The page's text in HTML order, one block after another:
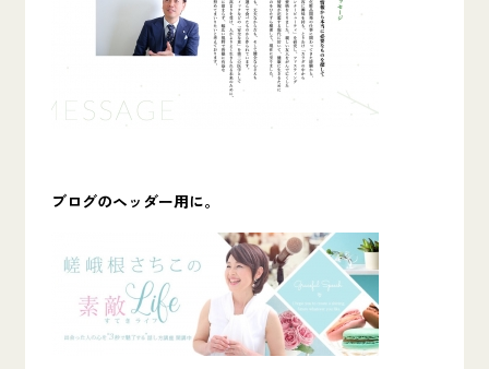
ブログのヘッダー用に。